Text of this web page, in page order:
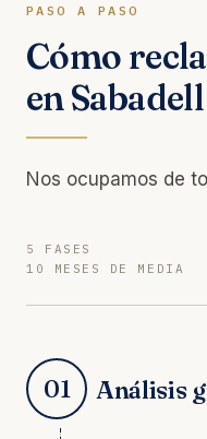
PASO A PASO
Cómo
en Sabadell
Nos ocupamos de
5 FASES
10 MESES DE MEDIA
01 Análisis